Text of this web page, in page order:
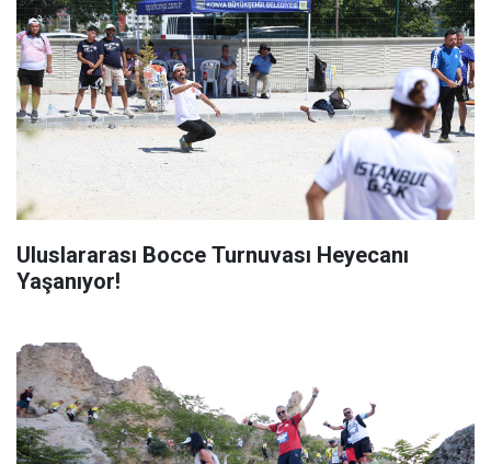
Uluslararası Bocce Turnuvası Heyecanı
Yaşanıyor!